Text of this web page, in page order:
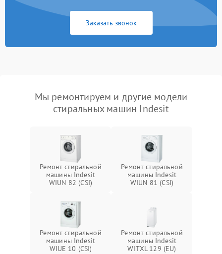
Заказать звонок
Мы ремонтируем и другие модели
стиральных машин Indesit
Ремонт стиральной
машины Indesit
WIUN 82 (CSI)
Ремонт стиральной
машины Indesit
WIUN 81 (CSI)
Ремонт стиральной
машины Indesit
WIUE 10 (CSI)
Ремонт стиральной
машины Indesit
WITXL 129 (EU)